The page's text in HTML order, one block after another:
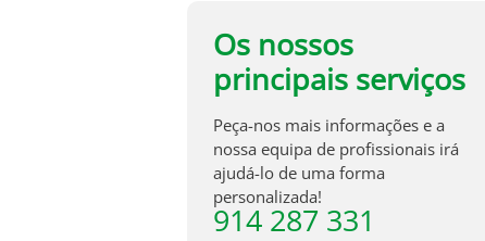
Os nossos
principais serviços
Peça-nos mais informações e a
nossa equipa de profissionais irá
ajudá-lo de uma forma
personalizada!
914 287 331